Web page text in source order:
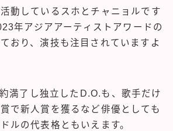
動しているスホとチャニョルです
年アジアアーティストアワードの
おり、演技も注目されていますよ
満了し独立したD.O.も、歌手だけ
で新人賞を獲るなど俳優としても
ルの代表格ともいえます。